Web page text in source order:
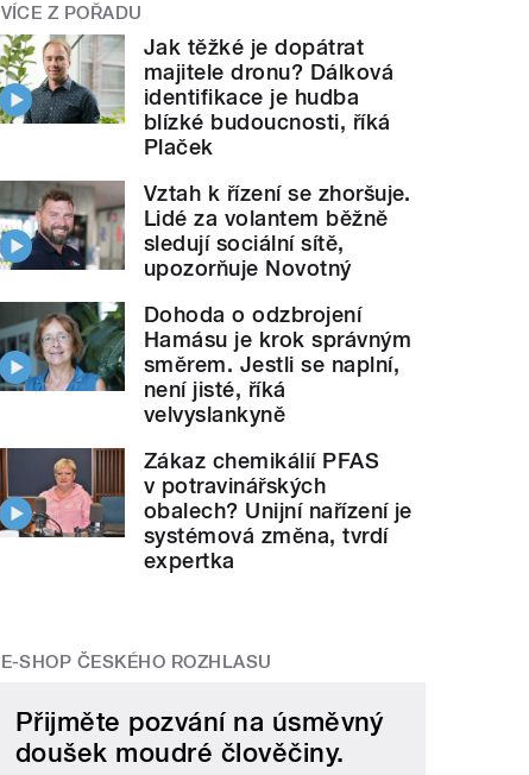
VÍCE Z POŘADU
Jak těžké je dopátrat
majitele dronu? Dálková
identifikace je hudba
blízké budoucnosti, říká
Plaček
Vztah k řízení se zhoršuje.
Lidé za volantem běžně
sledují sociální sítě,
upozorňuje Novotný
Dohoda o odzbrojení
Hamásu je krok správným
směrem. Jestli se naplní,
není jisté, říká
velvyslankyně
Zákaz chemikálií PFAS
v potravinářských
obalech? Unijní nařízení je
systémová změna, tvrdí
expertka
E-SHOP ČESKÉHO ROZHLASU
Přijměte pozvání na úsměvný
doušek moudré člověčiny.